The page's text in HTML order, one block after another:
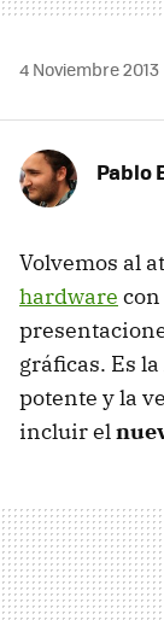
4 Noviembre 2013
Pablo
Volvemos al
hardware
gráficas. Es la
potente y la
incluir el